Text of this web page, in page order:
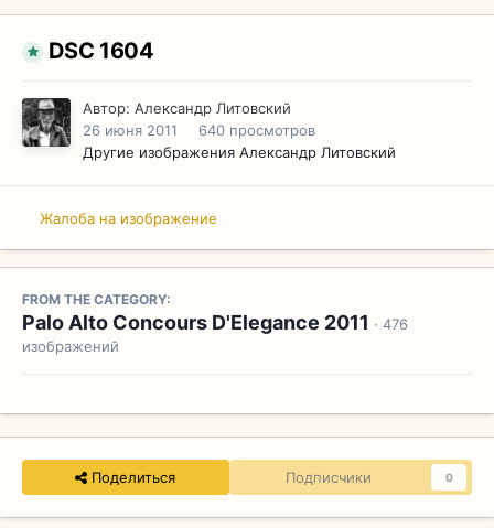
DSC 1604
Автор: Александр Литовский
26 июня 2011
640 просмотров
Другие изображения Александр Литовский
Жалоба на изображение
FROM THE CATEGORY:
Palo Alto Concours D'Elegance 2011 · 476
изображений
Поделиться Подписчики 0